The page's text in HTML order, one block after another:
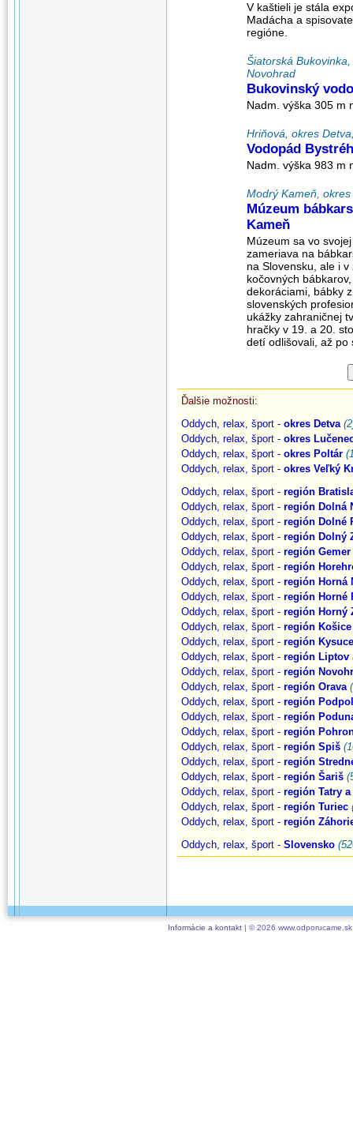
V kaštieli je stála
Madácha a
regióne.
Šiatorská
Novohrad
Bukovinský
Nadm. výška 305 m
Hriňová, okres
Vodopád
Nadm. výška 983 m
Modrý Kameň,
Múzeum
Kameň
Múzeum sa vo
zameriava na
na Slovensku, ale i
kočovných
dekoráciami, bábky
slovenských
ukážky zahraničnej
hračky v 19. a 20.
detí odlišovali, až po
Ďalšie možnosti:
Oddych, relax, šport - okres Detva
Oddych, relax, šport - okres
Oddych, relax, šport - okres Poltár
Oddych, relax, šport - okres Veľký
Oddych, relax, šport - región
Oddych, relax, šport - región Dolná
Oddych, relax, šport - región Dolné
Oddych, relax, šport - región Dolný
Oddych, relax, šport - región Gemer
Oddych, relax, šport - región
Oddych, relax, šport - región Horná
Oddych, relax, šport - región Horné
Oddych, relax, šport - región Horný
Oddych, relax, šport - región Košice
Oddych, relax, šport - región Kysuce
Oddych, relax, šport - región Liptov
Oddych, relax, šport - región
Oddych, relax, šport - región Orava
Oddych, relax, šport - región
Oddych, relax, šport - región
Oddych, relax, šport - región
Oddych, relax, šport - región Spiš
Oddych, relax, šport - región
Oddych, relax, šport - región Šariš
Oddych, relax, šport - región Tatry
Oddych, relax, šport - región Turiec
Oddych, relax, šport - región
Oddych, relax, šport - Slovensko
Informácie a kontakt| © 2026